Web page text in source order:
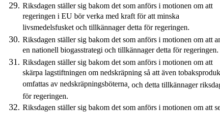
Riksdagen ställer sig bakom det som anförs i motionen om att
regeringen i EU bör verka med kraft för att minska
livsmedelsfusket och tillkännager detta för regeringen.
Riksdagen ställer sig bakom det som anförs i motionen om att
en nationell biogasstrategi och tillkännager detta för regeringen.
Riksdagen ställer sig bakom det som anförs i motionen om att
skärpa lagstiftningen om nedskräpning så att även
omfattas av nedskräpningsböterna, och detta tillkännager
för regeringen.
Riksdagen ställer sig bakom det som anförs i motionen om att